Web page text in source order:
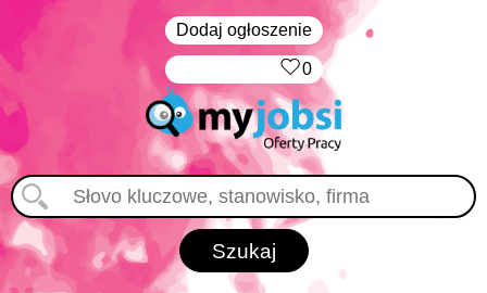
Dodaj ogłoszenie
0